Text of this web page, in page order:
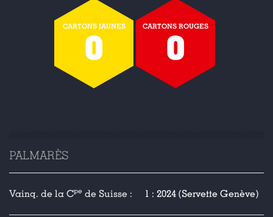
CARTONS JAUNES
0
CARTONS ROUGES
0
PALMARÈS
Vainq. de la Cpe de Suisse : 1 : 2024 (Servette Genève)